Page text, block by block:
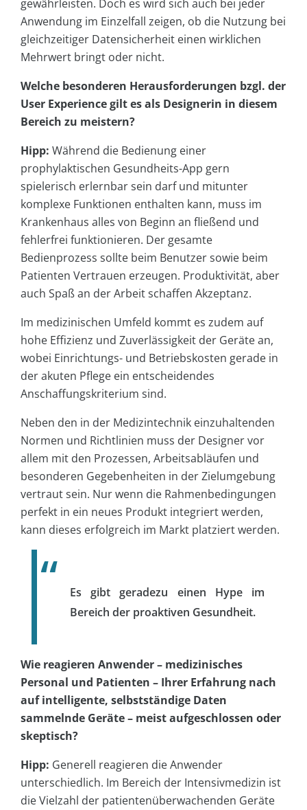
gewährleisten. Doch es wird sich auch bei jeder
Anwendung im Einzelfall zeigen, ob die Nutzung bei
gleichzeitiger Datensicherheit einen wirklichen
Mehrwert bringt oder nicht.
Welche besonderen Herausforderungen bzgl. der
User Experience gilt es als Designerin in diesem
Bereich zu meistern?
Hipp: Während die Bedienung einer
prophylaktischen Gesundheits-App gern
spielerisch erlernbar sein darf und mitunter
komplexe Funktionen enthalten kann, muss im
Krankenhaus alles von Beginn an fließend und
fehlerfrei funktionieren. Der gesamte
Bedienprozess sollte beim Benutzer sowie beim
Patienten Vertrauen erzeugen. Produktivität, aber
auch Spaß an der Arbeit schaffen Akzeptanz.
Im medizinischen Umfeld kommt es zudem auf
hohe Effizienz und Zuverlässigkeit der Geräte an,
wobei Einrichtungs- und Betriebskosten gerade in
der akuten Pflege ein entscheidendes
Anschaffungskriterium sind.
Neben den in der Medizintechnik einzuhaltenden
Normen und Richtlinien muss der Designer vor
allem mit den Prozessen, Arbeitsabläufen und
besonderen Gegebenheiten in der Zielumgebung
vertraut sein. Nur wenn die Rahmenbedingungen
perfekt in ein neues Produkt integriert werden,
kann dieses erfolgreich im Markt platziert werden.
Es gibt geradezu einen Hype im
Bereich der proaktiven Gesundheit.
Wie reagieren Anwender – medizinisches
Personal und Patienten – Ihrer Erfahrung nach
auf intelligente, selbstständige Daten
sammelnde Geräte – meist aufgeschlossen oder
skeptisch?
Hipp: Generell reagieren die Anwender
unterschiedlich. Im Bereich der Intensivmedizin ist
die Vielzahl der patientenüberwachenden Geräte